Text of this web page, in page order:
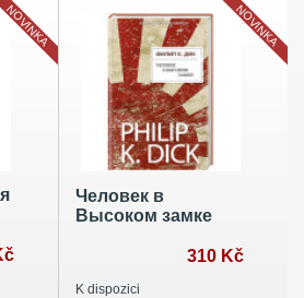
NOVINKA
Человек в
Высоком замке
310 Kč
K dispozici
NOVINKA